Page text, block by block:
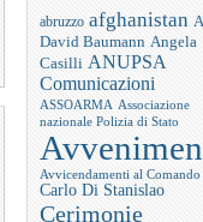
abruzzo afghanistan
David Baumann Angela
Casilli ANUPSA
Comunicazioni
ASSOARMA Associazione
nazionale Polizia di Stato
Avvicendamenti al Comando
Carlo Di Stanislao
Cerimonie